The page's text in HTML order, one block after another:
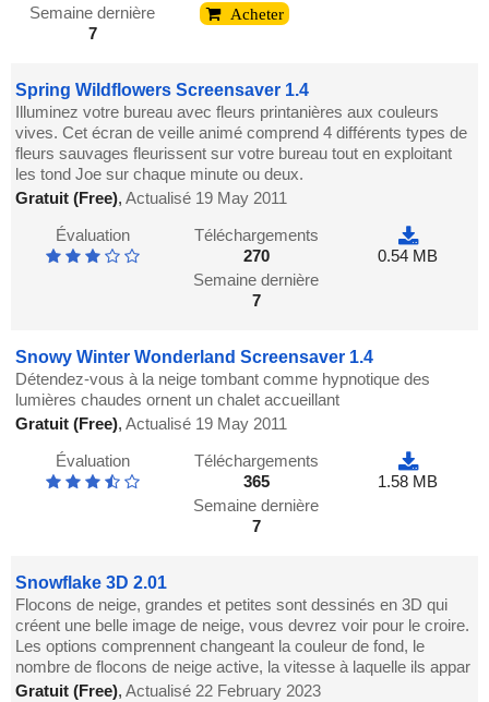
Semaine dernière
7
Acheter
Spring Wildflowers Screensaver 1.4
Illuminez votre bureau avec fleurs printanières aux couleurs
vives. Cet écran de veille animé comprend 4 différents types de
fleurs sauvages fleurissent sur votre bureau tout en exploitant
les tond Joe sur chaque minute ou deux.
Gratuit (Free),Actualisé 19 May 2011
Évaluation
Téléchargements
270
Semaine dernière
7
0.54 MB
Snowy Winter Wonderland Screensaver 1.4
Détendez-vous à la neige tombant comme hypnotique des
lumières chaudes ornent un chalet accueillant
Gratuit (Free),Actualisé 19 May 2011
Évaluation
Téléchargements
365
Semaine dernière
7
1.58 MB
Snowflake 3D 2.01
Flocons de neige, grandes et petites sont dessinés en 3D qui
créent une belle image de neige, vous devrez voir pour le croire.
Les options comprennent changeant la couleur de fond, le
nombre de flocons de neige active, la vitesse à laquelle ils appar
Gratuit (Free),Actualisé 22 February 2023